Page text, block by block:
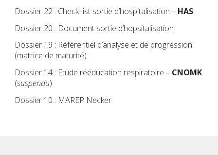
Dossier 22 : Check-list sortie d’hospitalisation – HAS
Dossier 20 : Document sortie d’hopsitalisation
Dossier 19 : Référentiel d’analyse et de progression
(matrice de maturité)
Dossier 14 : Etude rééducation respiratoire – CNOMK
(suspendu)
Dossier 10 : MAREP Necker